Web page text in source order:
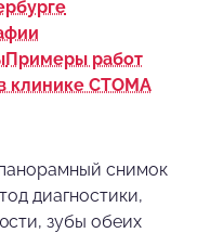
Примеры работ
клинике СТОМА
снимок
диагностики,
зубы обеих